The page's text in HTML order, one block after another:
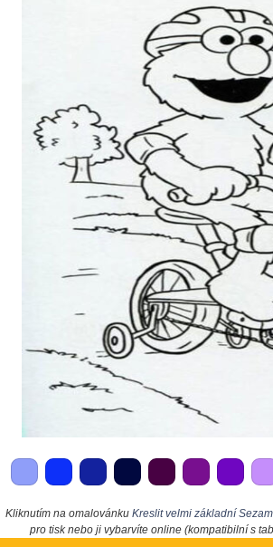
Kliknutím na omalovánku Kreslit velmi základní
pro tisk nebo ji vybarvíte online (kompatibilní s